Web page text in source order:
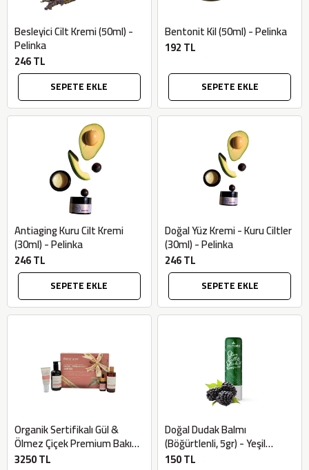
Besleyici Cilt Kremi (50ml) -
Pelinka
246 TL
SEPETE EKLE
Bentonit Kil (50ml) - Pelinka
192 TL
SEPETE EKLE
Antiaging Kuru Cilt Kremi
(30ml) - Pelinka
246 TL
SEPETE EKLE
Doğal Yüz Kremi - Kuru Ciltler
(30ml) - Pelinka
246 TL
SEPETE EKLE
Organik Sertifikalı Gül &
Ölmez Çiçek Premium Bakım
Ritüeli Kutusu - Bionaturca
3250 TL
Doğal Dudak Balmı
(Böğürtlenli, 5gr) - Yeşil
Marka
150 TL